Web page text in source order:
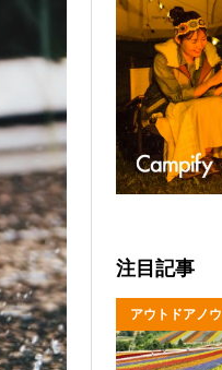
注目記事
アウトドアノウ
ハウ